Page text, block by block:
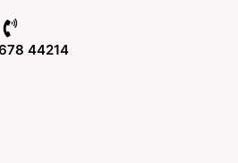
44214